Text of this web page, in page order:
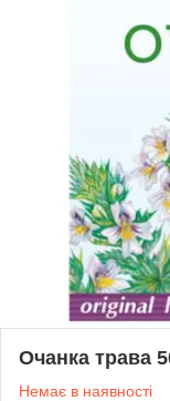
Очанка трава
Немає в наявності